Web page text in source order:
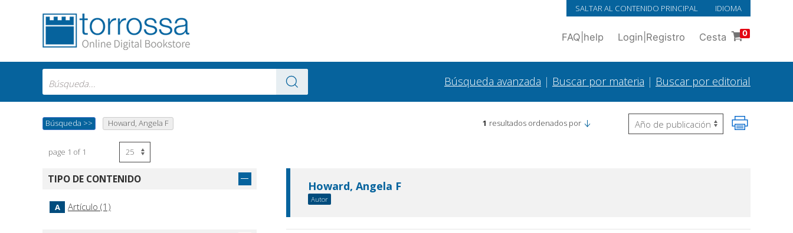
SALTAR AL CONTENIDO PRINCIPAL IDIOMA
FAQ help Login Registro Cesta 0
Búsqueda avanzada | Buscar por materia | Buscar por editorial
Búsqueda >> Howard, Angela F 1 resultados ordenados por
page 1 of 1
TIPO DE CONTENIDO
A Artículo (1)
Howard, Angela F
Autor